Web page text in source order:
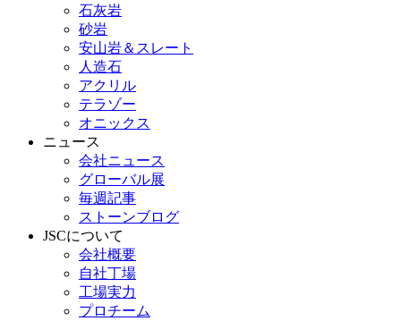
石灰岩
砂岩
安山岩＆スレート
人造石
アクリル
テラゾー
オニックス
ニュース
会社ニュース
グローバル展
毎週記事
ストーンブログ
JSCについて
会社概要
自社丁場
工場実力
プロチーム